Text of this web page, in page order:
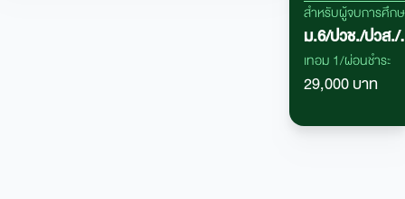
สำหรับผู้จบการศึก
ม.6/ปวช./ปวส./
กศน.
เทอม 1/ผ่อนชำระ
29,000 บาท